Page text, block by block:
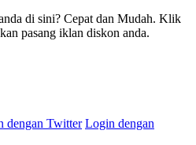
di sini? Cepat dan Mudah. Klik
pasang iklan diskon anda.
dengan Twitter Login dengan